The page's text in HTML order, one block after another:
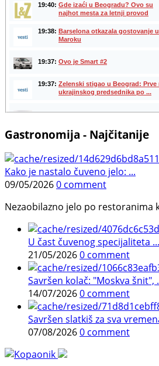
Gastronomija - Najčitanije
Kako je nastalo čuveno jelo: ...
09/05/20260 comment
Nezaobilazno jelo po restoranima
U čast čuvenog specijaliteta ...
21/05/20260 comment
Savršen kolač: "Moskva šnit",
14/07/20260 comment
Savršen slatkiš za sva
07/08/20260 comment